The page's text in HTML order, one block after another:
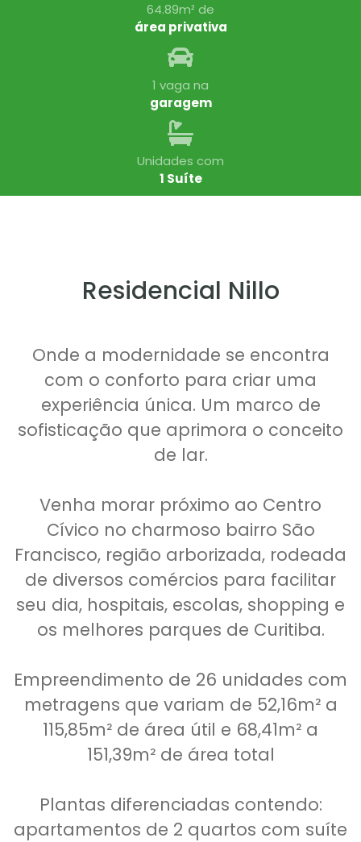
64.89m² de
área privativa
1 vaga na
garagem
Unidades com
1 Suíte
Residencial Nillo
Onde a modernidade se encontra
com o conforto para criar uma
experiência única. Um marco de
sofisticação que aprimora o conceito
de lar.
Venha morar próximo ao Centro
Cívico no charmoso bairro São
Francisco, região arborizada, rodeada
de diversos comércios para facilitar
seu dia, hospitais, escolas, shopping e
os melhores parques de Curitiba.
Empreendimento de 26 unidades com
metragens que variam de 52,16m² a
115,85m² de área útil e 68,41m² a
151,39m² de área total
Plantas diferenciadas contendo:
apartamentos de 2 quartos com suíte